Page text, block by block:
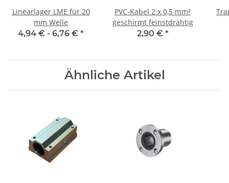
Linearlager LME für 20
mm Welle
4,94 € - 6,76 € *
PVC-Kabel 2 x 0,5 mm²
geschirmt feinstdrähtig
2,90 € *
Ähnliche Artikel